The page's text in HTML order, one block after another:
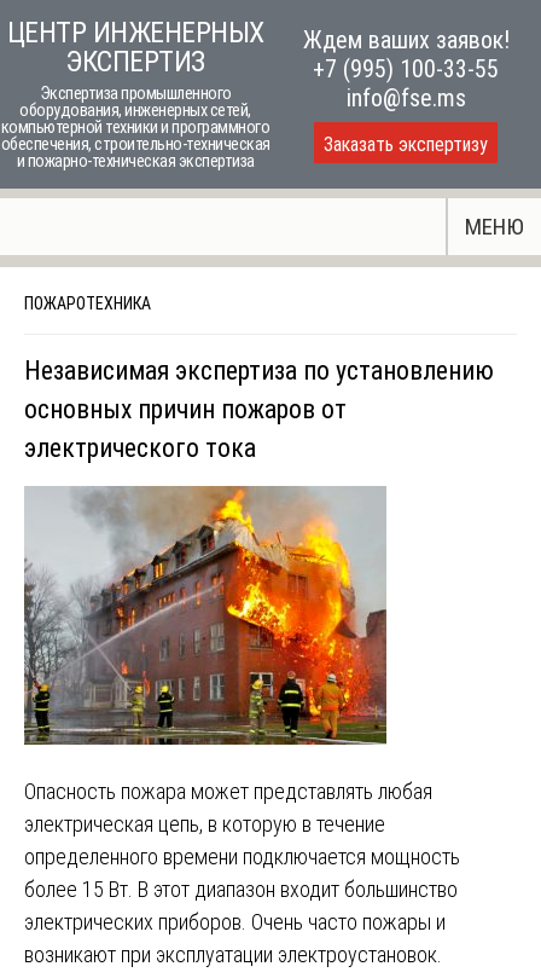
to
content
ЦЕНТР ИНЖЕНЕРНЫХ
ЭКСПЕРТИЗ
Экспертиза промышленного
оборудования, инженерных сетей,
компьютерной техники и программного
обеспечения, строительно-техническая
и пожарно-техническая экспертиза
Ждем ваших заявок!
+7 (995) 100-33-55
info@fse.ms
Заказать экспертизу
МЕНЮ
ПОЖАРОТЕХНИКА
Независимая экспертиза по установлению
основных причин пожаров от
электрического тока
Опасность пожара может представлять любая
электрическая цепь, в которую в течение
определенного времени подключается мощность
более 15 Вт. В этот диапазон входит большинство
электрических приборов. Очень часто пожары и
возникают при эксплуатации электроустановок.